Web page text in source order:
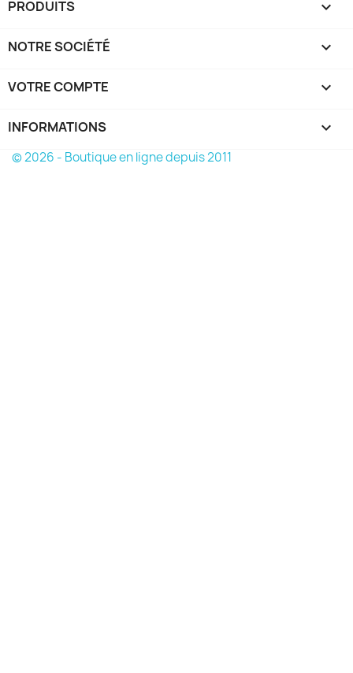
PRODUITS 
NOTRE SOCIÉTÉ 
VOTRE COMPTE 
INFORMATIONS keyboard_arrow_down
© 2026 - Boutique en ligne depuis 2011